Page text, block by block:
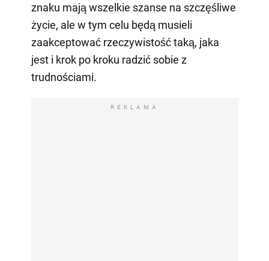
znaku mają wszelkie szanse na szczęśliwe
życie, ale w tym celu będą musieli
zaakceptować rzeczywistość taką, jaka
jest i krok po kroku radzić sobie z
trudnościami.
REKLAMA